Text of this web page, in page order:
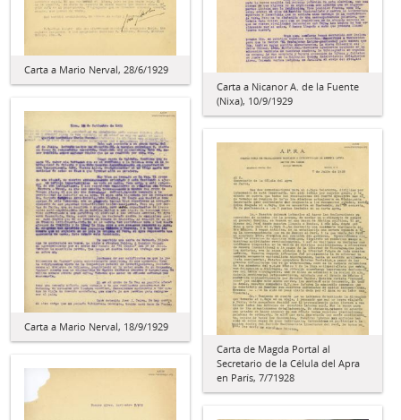
Carta a Mario Nerval, 28/6/1929
Carta a Nicanor A. de la Fuente
(Nixa), 10/9/1929
Carta a Mario Nerval, 18/9/1929
Carta de Magda Portal al
Secretario de la Célula del Apra
en París, 7/71928